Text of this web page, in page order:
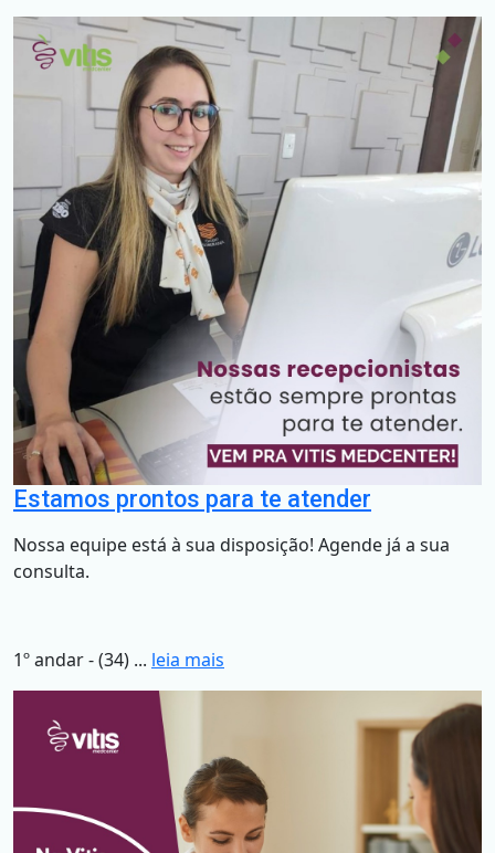
Estamos prontos para te atender
Nossa equipe está à sua disposição! Agende já a sua
consulta.
1º andar - (34) ... leia mais